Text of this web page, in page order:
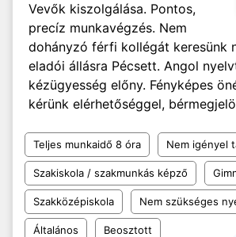
Vevők kiszolgálása. Pontos,
precíz munkavégzés. Nem
dohányzó férfi kollégát keresünk
eladói állásra Pécsett. Angol
kézügyesség előny. Fényképes
kérünk elérhetőséggel,
Teljes munkaidő 8 óra Nem igényel
Szakiskola / szakmunkás képző
Szakközépiskola Nem szükséges
Általános Beosztott